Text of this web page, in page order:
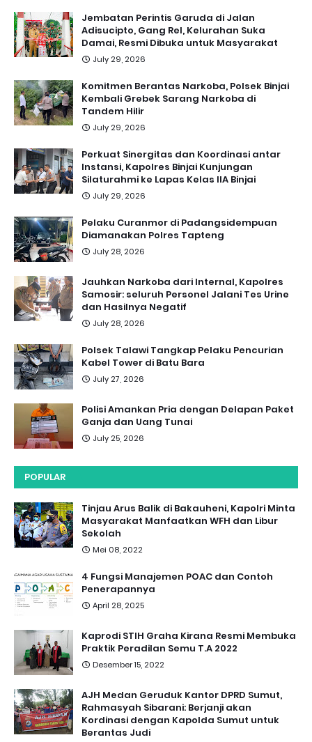
Jembatan Perintis Garuda di Jalan
Adisucipto, Gang Rel, Kelurahan Suka
Damai, Resmi Dibuka untuk Masyarakat
July 29, 2026
Komitmen Berantas Narkoba, Polsek Binjai
Kembali Grebek Sarang Narkoba di
Tandem Hilir
July 29, 2026
Perkuat Sinergitas dan Koordinasi antar
Instansi, Kapolres Binjai Kunjungan
Silaturahmi ke Lapas Kelas IIA Binjai
July 29, 2026
Pelaku Curanmor di Padangsidempuan
Diamanakan Polres Tapteng
July 28, 2026
Jauhkan Narkoba dari Internal, Kapolres
Samosir: seluruh Personel Jalani Tes Urine
dan Hasilnya Negatif
July 28, 2026
Polsek Talawi Tangkap Pelaku Pencurian
Kabel Tower di Batu Bara
July 27, 2026
Polisi Amankan Pria dengan Delapan Paket
Ganja dan Uang Tunai
July 25, 2026
POPULAR
Tinjau Arus Balik di Bakauheni, Kapolri Minta
Masyarakat Manfaatkan WFH dan Libur
Sekolah
Mei 08, 2022
4 Fungsi Manajemen POAC dan Contoh
Penerapannya
April 28, 2025
Kaprodi STIH Graha Kirana Resmi Membuka
Praktik Peradilan Semu T.A 2022
Desember 15, 2022
AJH Medan Geruduk Kantor DPRD Sumut,
Rahmasyah Sibarani: Berjanji akan
Kordinasi dengan Kapolda Sumut untuk
Berantas Judi